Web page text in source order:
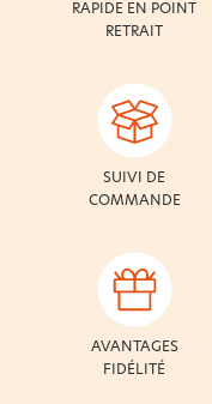
RAPIDE EN POINT
RETRAIT
SUIVI DE
COMMANDE
AVANTAGES
FIDÉLITÉ